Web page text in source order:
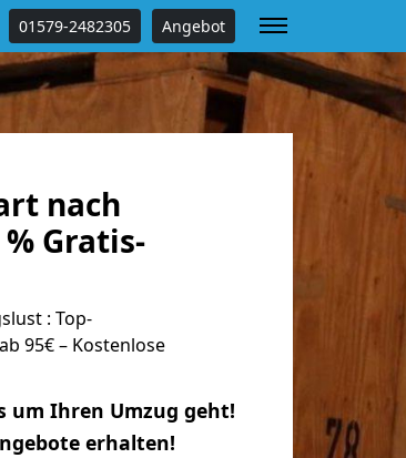
01579-2482305 Angebot
nach
Gratis-
: Top-
95€ – Kostenlose
um Ihren Umzug geht!
erhalten!